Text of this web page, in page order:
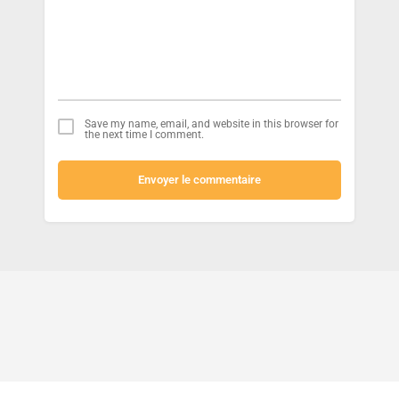
Save my name, email, and website in this browser for
the next time I comment.
Envoyer le commentaire